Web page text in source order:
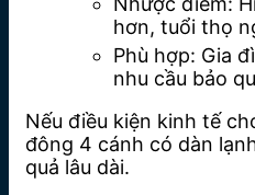
hơn, tuổi thọ
Phù hợp: Gia
nhu cầu bảo
Nếu điều kiện kinh tế
đông 4 cánh có dàn
quả lâu dài.